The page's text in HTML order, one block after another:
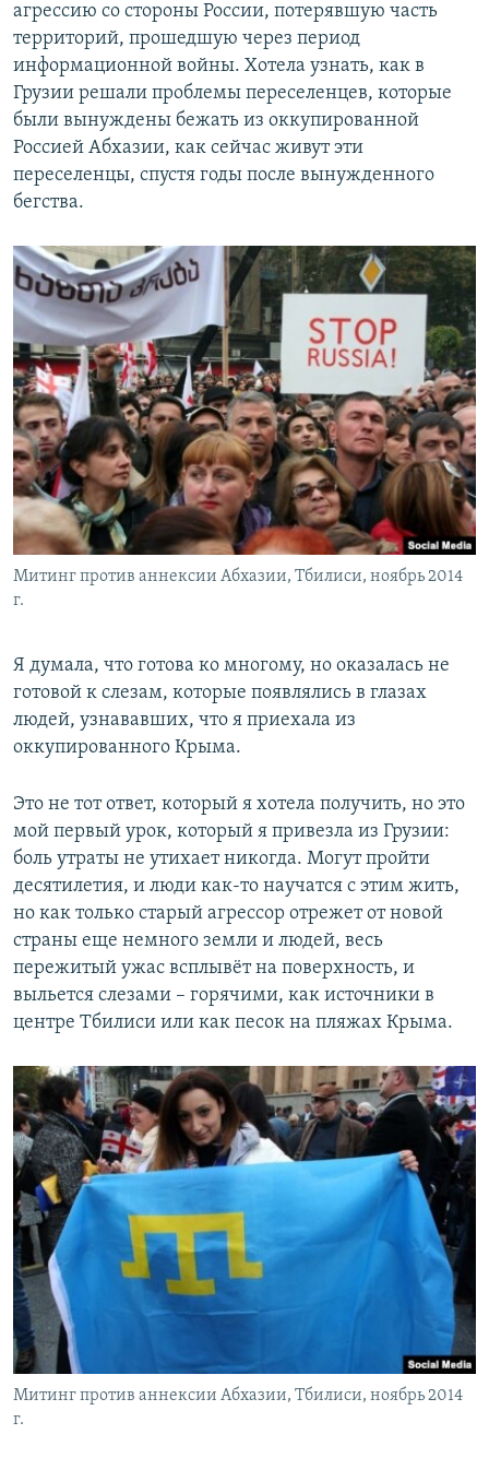
агрессию со стороны России, потерявшую часть
территорий, прошедшую через период
информационной войны. Хотела узнать, как в
Грузии решали проблемы переселенцев, которые
были вынуждены бежать из оккупированной
Россией Абхазии, как сейчас живут эти
переселенцы, спустя годы после вынужденного
бегства.
Митинг против аннексии Абхазии, Тбилиси, ноябрь 2014
г.
Я думала, что готова ко многому, но оказалась не
готовой к слезам, которые появлялись в глазах
людей, узнававших, что я приехала из
оккупированного Крыма.
Это не тот ответ, который я хотела получить, но это
мой первый урок, который я привезла из Грузии:
боль утраты не утихает никогда. Могут пройти
десятилетия, и люди как-то научатся с этим жить,
но как только старый агрессор отрежет от новой
страны еще немного земли и людей, весь
пережитый ужас всплывёт на поверхность, и
выльется слезами – горячими, как источники в
центре Тбилиси или как песок на пляжах Крыма.
Митинг против аннексии Абхазии, Тбилиси, ноябрь 2014
г.